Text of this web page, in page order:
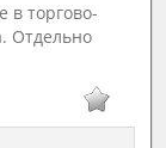
в торгово-
Отдельно